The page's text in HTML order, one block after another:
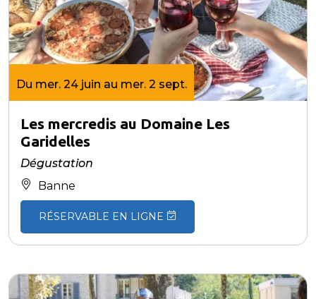
Du mer. 24 juin au mer. 2 sept.
Les mercredis au Domaine Les
Garidelles
Dégustation
Banne
RÉSERVABLE EN LIGNE